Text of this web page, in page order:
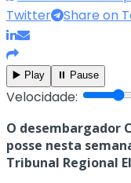
Twitter
Share on
▶️ Play ⏸️ Pause
Velocidade:
O desembargador
posse nesta
Tribunal Regional